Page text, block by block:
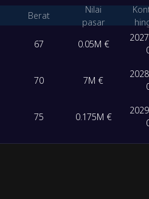
Berat
Nilai
pasar
67 0.05M €
70 7M €
75 0.175M €